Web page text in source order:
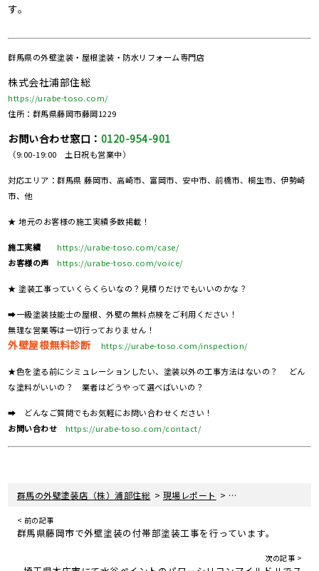
す。
群馬県の外壁塗装・屋根塗装・防水リフォーム専門店
株式会社浦部住総
https://urabe-toso.com/
住所：群馬県藤岡市藤岡1229
お問い合わせ窓口： 0120-954-901
（9:00-19:00 土日祝も営業中）
対応エリア：群馬県 藤岡市、高崎市、富岡市、安中市、前橋市、桐生市、伊勢崎
市、他
★ 地元のお客様の施工実績多数掲載！
施工実績
https://urabe-toso.com/case/
お客様の声
https://urabe-toso.com/voice/
★ 塗装工事っていくらくらいなの？見積りだけでもいいのかな？
➡一級塗装技能士の屋根、外壁の無料点検をご利用ください！
無理な営業等は一切行っておりません！
外壁屋根無料診断 https://urabe-toso.com/inspection/
★色を塗る前にシミュレーションしたい、塗装以外の工事方法はないの？ どん
な塗料がいいの？ 業者はどうやって選べばいいの？
➡ どんなご質問でもお気軽にお問い合わせください！
お問い合わせ
https://urabe-toso.com/contact/
群馬の外壁塗装店（株）浦部住総 > 現場レポート > 埼玉県本庄市の外壁
< 前の記事
群馬県藤岡市で外壁塗装の付帯部塗装工事を行っています。
次の記事 >